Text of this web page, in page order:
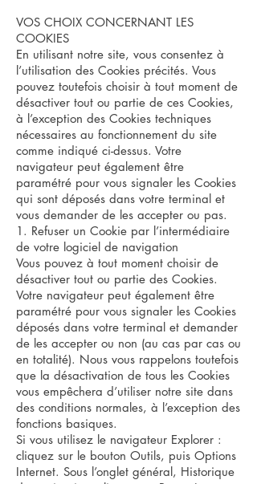
VOS CHOIX CONCERNANT LES
COOKIES
En utilisant notre site, vous consentez à
l’utilisation des Cookies précités. Vous
pouvez toutefois choisir à tout moment de
désactiver tout ou partie de ces Cookies,
à l’exception des Cookies techniques
nécessaires au fonctionnement du site
comme indiqué ci-dessus. Votre
navigateur peut également être
paramétré pour vous signaler les Cookies
qui sont déposés dans votre terminal et
vous demander de les accepter ou pas.
1. Refuser un Cookie par l’intermédiaire
de votre logiciel de navigation
Vous pouvez à tout moment choisir de
désactiver tout ou partie des Cookies.
Votre navigateur peut également être
paramétré pour vous signaler les Cookies
déposés dans votre terminal et demander
de les accepter ou non (au cas par cas ou
en totalité). Nous vous rappelons toutefois
que la désactivation de tous les Cookies
vous empêchera d’utiliser notre site dans
des conditions normales, à l’exception des
fonctions basiques.
Si vous utilisez le navigateur Explorer :
cliquez sur le bouton Outils, puis Options
Internet. Sous l’onglet général, Historique